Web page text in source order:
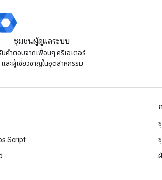
ชุมชนผู้ดูแลระบบ
บคําตอบจากเพื่อนๆ ครีเอเตอร์
และผู้เชี่ยวชาญในอุตสาหกรรม
Script